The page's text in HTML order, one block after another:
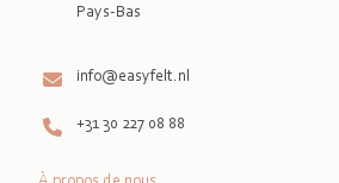
Pays-Bas
info@easyfelt.nl
+31 30 227 08 88